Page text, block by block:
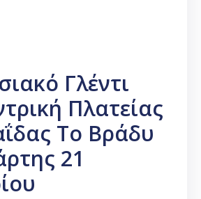
Γλέντι
Πλατείας
Το Βράδυ
21